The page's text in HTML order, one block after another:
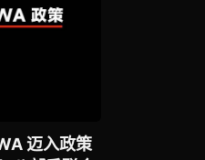
迈入政策